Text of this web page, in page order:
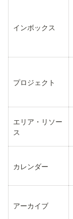
インボックス
プロジェクト
エリア・リソー
ス
カレンダー
アーカイブ